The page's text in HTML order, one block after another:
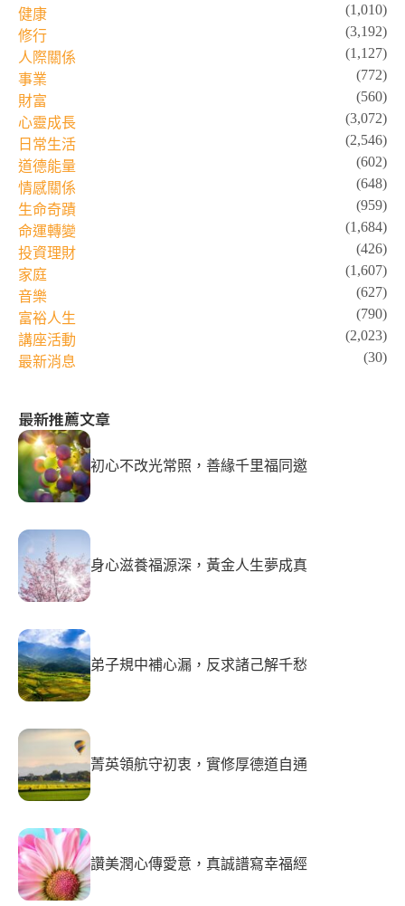
健康
(1,010)
修行
(3,192)
人際關係
(1,127)
事業
(772)
財富
(560)
心靈成長
(3,072)
日常生活
(2,546)
道德能量
(602)
情感關係
(648)
生命奇蹟
(959)
命運轉變
(1,684)
投資理財
(426)
家庭
(1,607)
音樂
(627)
富裕人生
(790)
講座活動
(2,023)
最新消息
(30)
最新推薦文章
初心不改光常照，善緣千里福同邀
身心滋養福源深，黃金人生夢成真
弟子規中補心漏，反求諸己解千愁
菁英領航守初衷，實修厚德道自通
讚美潤心傳愛意，真誠譜寫幸福經